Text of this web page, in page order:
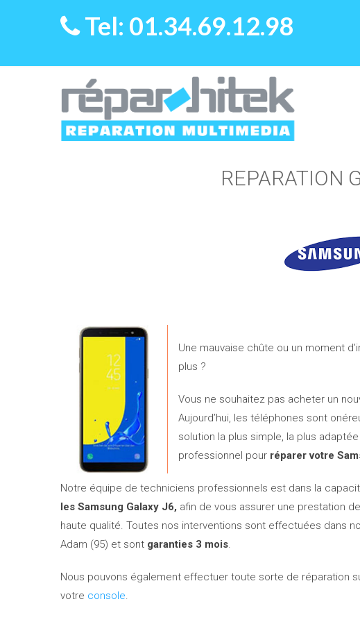
Tel: 01.34.69.12.98
REPARATION
Une mauvaise chûte ou un moment
plus ?
Vous ne souhaitez pas acheter un
Aujourd’hui, les téléphones sont
solution la plus simple, la plus
professionnel pour réparer votre
Notre équipe de techniciens professionnels est dans la
les Samsung Galaxy J6, afin de vous assurer une prestation
haute qualité. Toutes nos interventions sont effectuées dans
Adam (95) et sont garanties 3 mois.
Nous pouvons également effectuer toute sorte de réparation
votre console.